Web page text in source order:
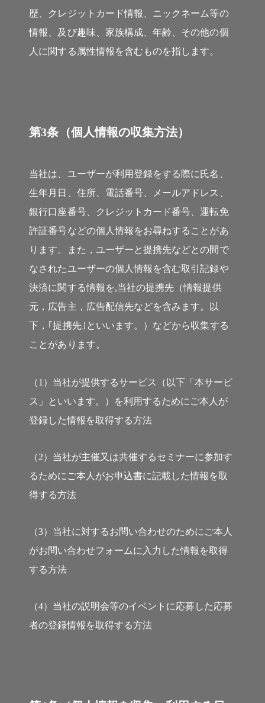
歴、クレジットカード情報、ニックネーム等の
情報、及び趣味、家族構成、年齢、その他の個
人に関する属性情報を含むものを指します。
第3条（個人情報の収集方法）
当社は、ユーザーが利用登録をする際に氏名、
生年月日、住所、電話番号、メールアドレス、
銀行口座番号、クレジットカード番号、運転免
許証番号などの個人情報をお尋ねすることがあ
ります。また，ユーザーと提携先などとの間で
なされたユーザーの個人情報を含む取引記録や
決済に関する情報を,当社の提携先（情報提供
元，広告主，広告配信先などを含みます。以
下，｢提携先｣といいます。）などから収集する
ことがあります。
（1）当社が提供するサービス（以下「本サービ
ス」といいます。）を利用するためにご本人が
登録した情報を取得する方法
（2）当社が主催又は共催するセミナーに参加す
るためにご本人がお申込書に記載した情報を取
得する方法
（3）当社に対するお問い合わせのためにご本人
がお問い合わせフォームに入力した情報を取得
する方法
（4）当社の説明会等のイベントに応募した応募
者の登録情報を取得する方法